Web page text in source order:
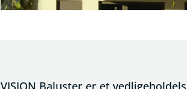
VISION Baluster er et